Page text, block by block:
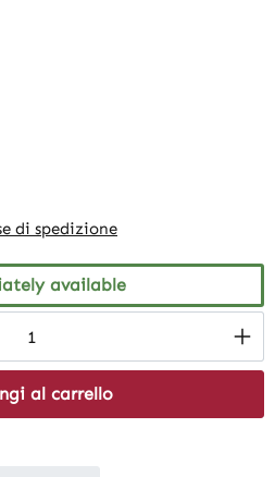
di spedizione
available
Enter the desired
al carrello